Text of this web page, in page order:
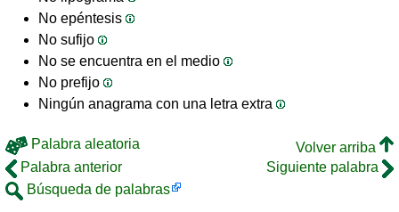
No epéntesis
No sufijo
No se encuentra en el medio
No prefijo
Ningún anagrama con una letra extra
Palabra aleatoria
Volver arriba
Palabra anterior
Siguiente palabra
Búsqueda de palabras